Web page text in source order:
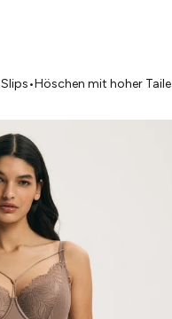
Slips•Höschen mit hoher Taile